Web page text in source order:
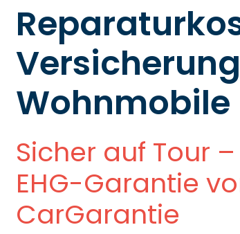
Wohnmobile
Sicher auf Tour
EHG-Garantie
CarGarantie